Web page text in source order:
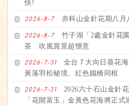
快!
2026-8-7 赤科山金針花期八月
2026-8-7
竹子湖「2處金針花
茶 吹風賞景超愜意
2026-7-31
全台７大向日葵花
黃落羽松秘境、紅色鐵橋同框
2026-7-31
2026六十石山金針
「花開富玉」金黃色花海將正式